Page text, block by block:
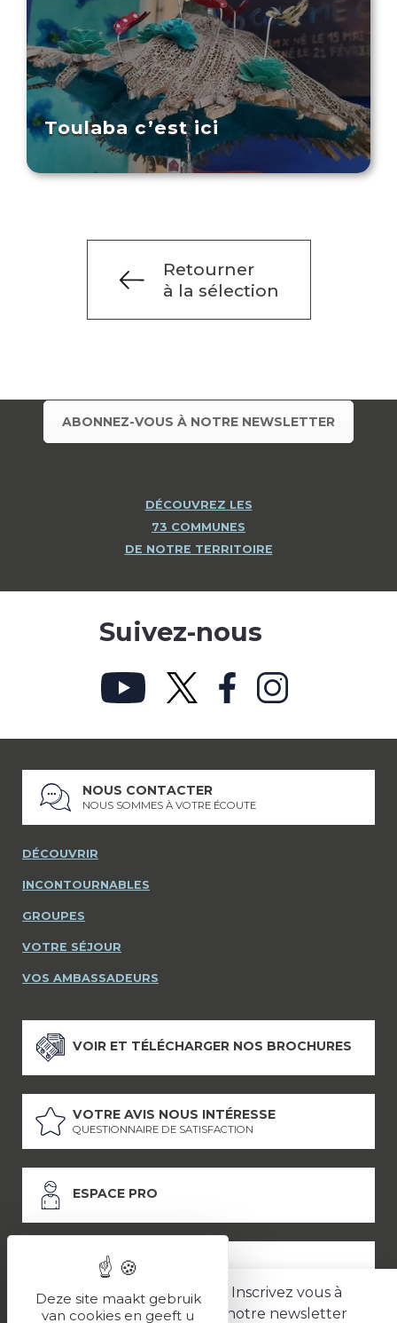
Toulaba c’est ici
Retourner
à la sélection
Inscrivez vous à
notre newsletter
ABONNEZ-VOUS À NOTRE NEWSLETTER
DÉCOUVREZ LES
73 COMMUNES
DE NOTRE TERRITOIRE
Suivez-nous
NOUS CONTACTER
NOUS SOMMES À VOTRE ÉCOUTE
DÉCOUVRIR
INCONTOURNABLES
GROUPES
VOTRE SÉJOUR
VOS AMBASSADEURS
VOIR ET TÉLÉCHARGER NOS BROCHURES
VOTRE AVIS NOUS INTÉRESSE
QUESTIONNAIRE DE SATISFACTION
ESPACE PRO
ESPACE PRESSE
Deze site maakt gebruik
van cookies en geeft u